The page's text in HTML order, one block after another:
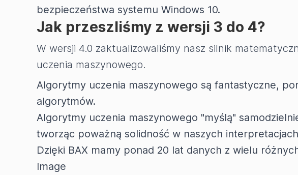
bezpieczeństwa systemu Windows 10.
Jak przeszliśmy z wersji 3 do 4?
W wersji 4.0 zaktualizowaliśmy nasz silnik
uczenia maszynowego.
Algorytmy uczenia maszynowego są fantastyczne,
algorytmów.
Algorytmy uczenia maszynowego "myślą"
tworząc poważną solidność w naszych
Dzięki BAX mamy ponad 20 lat danych z wielu
Image